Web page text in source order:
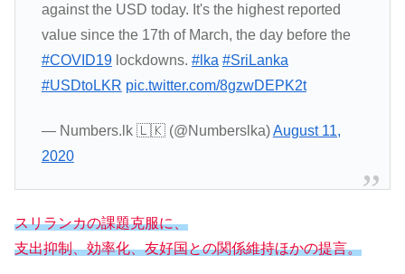
against the USD today. It's the highest reported
value since the 17th of March, the day before the
#COVID19lockdowns. #lka #SriLanka
#USDtoLKR pic.twitter.com/8gzwDEPK2t
— Numbers.lk 🇱🇰 (@Numberslka)August 11,
2020
スリランカの課題克服に、
支出抑制、効率化、友好国との関係維持ほかの提言。